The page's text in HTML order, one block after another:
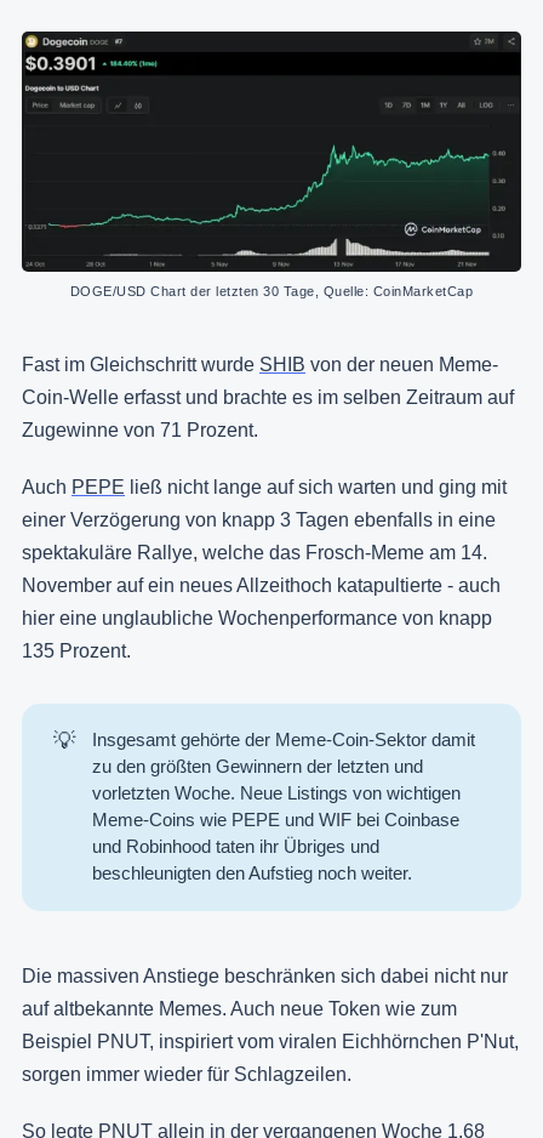
DOGE/USD Chart der letzten 30 Tage, Quelle: CoinMarketCap
Fast im Gleichschritt wurde SHIB von der neuen Meme-
Coin-Welle erfasst und brachte es im selben Zeitraum auf
Zugewinne von 71 Prozent.
Auch PEPE ließ nicht lange auf sich warten und ging mit
einer Verzögerung von knapp 3 Tagen ebenfalls in eine
spektakuläre Rallye, welche das Frosch-Meme am 14.
November auf ein neues Allzeithoch katapultierte - auch
hier eine unglaubliche Wochenperformance von knapp
135 Prozent.
💡
Insgesamt gehörte der Meme-Coin-Sektor damit
zu den größten Gewinnern der letzten und
vorletzten Woche. Neue Listings von wichtigen
Meme-Coins wie PEPE und WIF bei Coinbase
und Robinhood taten ihr Übriges und
beschleunigten den Aufstieg noch weiter.
Die massiven Anstiege beschränken sich dabei nicht nur
auf altbekannte Memes. Auch neue Token wie zum
Beispiel PNUT, inspiriert vom viralen Eichhörnchen P'Nut,
sorgen immer wieder für Schlagzeilen.
So legte PNUT allein in der vergangenen Woche 1,68